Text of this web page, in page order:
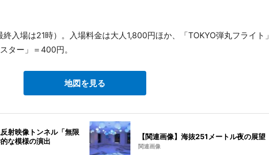
入場は21時）。入場料金は大人1,800円ほか、「TOKYO弾丸フライト」
ター」＝400円。
地図を見る
反射映像トンネル「無限
な模様の演出
【関連画像】海抜251メートル夜の展望
関連画像